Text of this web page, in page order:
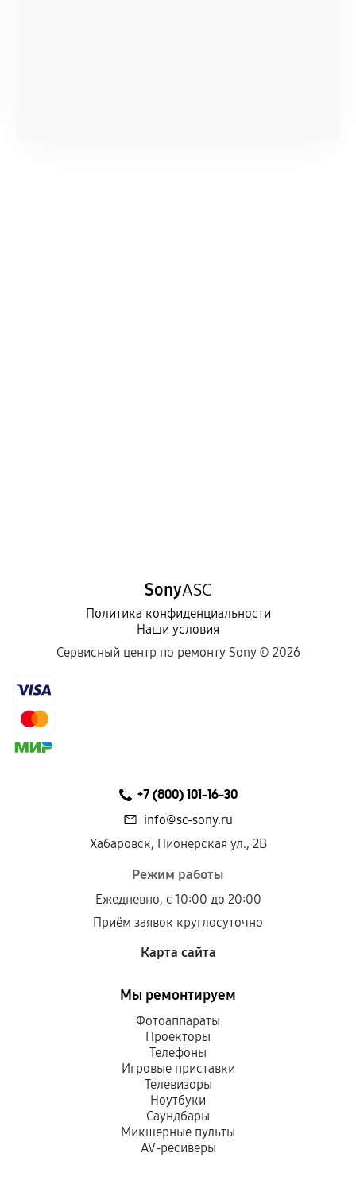
SonyASC
Политика конфиденциальности
Наши условия
Сервисный центр по ремонту Sony © 2026
+7 (800) 101-16-30
info@sc-sony.ru
Хабаровск, Пионерская ул., 2В
Режим работы
Ежедневно, с 10:00 до 20:00
Приём заявок круглосуточно
Карта сайта
Мы ремонтируем
Фотоаппараты
Проекторы
Телефоны
Игровые приставки
Телевизоры
Ноутбуки
Саундбары
Микшерные пульты
AV-ресиверы